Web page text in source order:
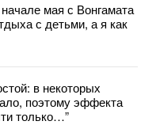
мая с Вонгамата
с детьми, а я как
в некоторых
поэтому эффекта
только…”